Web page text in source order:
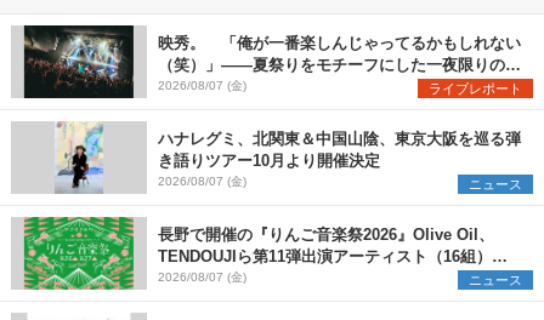
映秀。 「俺が一番楽しんじゃってるかもしれない
（笑）」――夏祭りをモチーフにした一夜限りのス
ペシャルライブ『色祭』レポート
2026/08/07 (金) ライブレポート
ハナレグミ、北関東＆中国山陰、東京大阪を巡る弾
き語りツアー10月より開催決定
2026/08/07 (金) ニュース
長野で開催の『りんご音楽祭2026』Olive Oil、
TENDOUJIら第11弾出演アーティスト（16組）を
発表
2026/08/07 (金) ニュース